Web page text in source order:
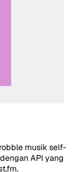
musik self-
API yang